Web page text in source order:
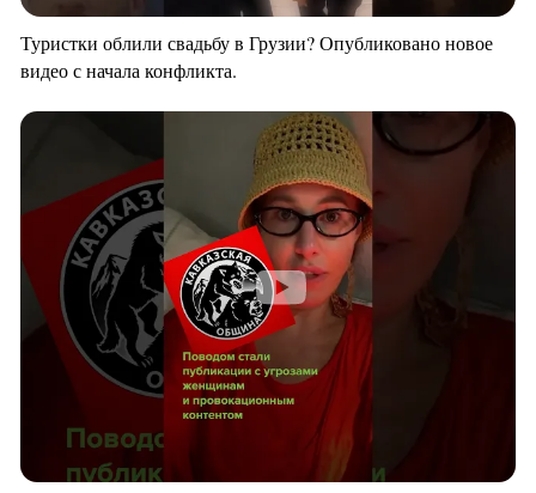
Туристки облили свадьбу в Грузии? Опубликовано новое
видео с начала конфликта.